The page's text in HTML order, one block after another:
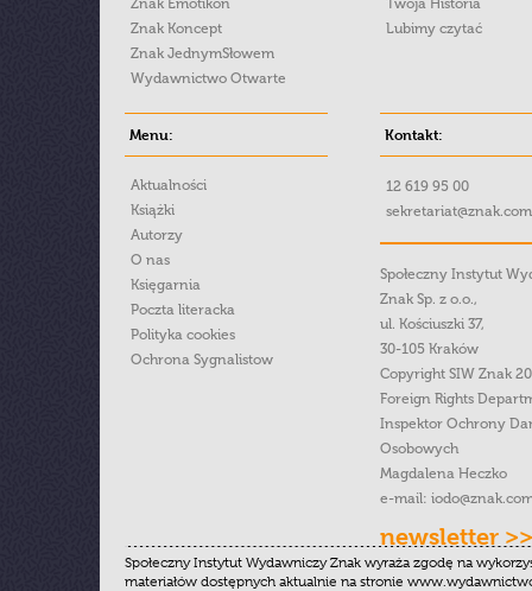
Znak Emotikon
Znak Koncept
Znak JednymSłowem
Wydawnictwo Otwarte
Twoja Historia
Lubimy czytać
Menu:
Aktualności
Książki
Autorzy
O nas
Księgarnia
Poczta literacka
Polityka cookies
Ochrona Sygnalistow
Kontakt:
12 619 95 00
Społeczny Instytut
Znak Sp. z o.o.,
ul. Kościuszki 37,
30-105 Kraków
Copyright SIW Znak
Foreign Rights
Inspektor Ochrony
Osobowych
Magdalena Heczko
e-mail:
newsletter >>
Społeczny Instytut Wydawniczy Znak wyraża zgodę na
materiałów dostępnych aktualnie na stronie